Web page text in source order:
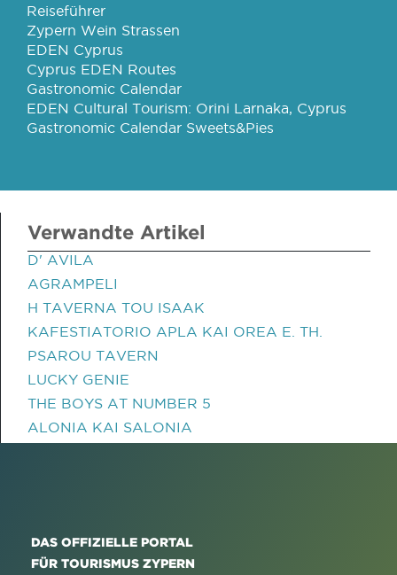
Reiseführer
Zypern Wein Strassen
EDEN Cyprus
Cyprus EDEN Routes
Gastronomic Calendar
EDEN Cultural Tourism: Orini Larnaka, Cyprus
Gastronomic Calendar Sweets&Pies
Verwandte Artikel
D' AVILA
AGRAMPELI
H TAVERNA TOU ISAAK
KAFESTIATORIO APLA KAI OREA E. TH.
PSAROU TAVERN
LUCKY GENIE
THE BOYS AT NUMBER 5
ALONIA KAI SALONIA
DAS OFFIZIELLE PORTAL
FÜR TOURISMUS ZYPERN